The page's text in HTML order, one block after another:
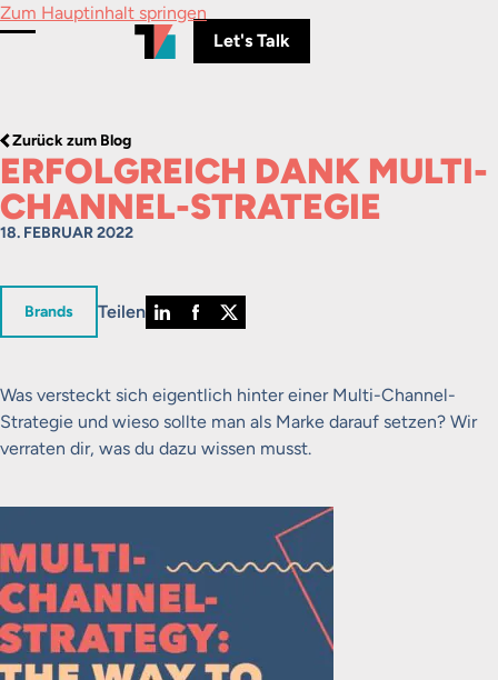
Zum Hauptinhalt springen
Menü umschalten
Let's Talk
Zurück zum Blog
ERFOLGREICH DANK MULTI-
CHANNEL-STRATEGIE
18. FEBRUAR 2022
in
Brands Teilen
Was versteckt sich eigentlich hinter einer Multi-Channel-
Strategie und wieso sollte man als Marke darauf setzen? Wir
verraten dir, was du dazu wissen musst.